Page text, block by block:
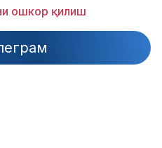
ошкор қилиш